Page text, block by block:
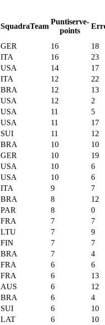
SquadraTeam
Puntiserve-
points
GER 16
18
ITA 16
23
USA 14
17
ITA 12
22
BRA 12
13
USA 12
2
USA 11
5
USA 11
17
SUI 11
12
BRA 10
10
GER 10
19
USA 10
6
USA 10
6
ITA 9
7
BRA 8
12
PAR 8
0
FRA 7
7
LTU 7
9
FIN 7
7
BRA 7
4
FRA 6
6
FRA 6
13
AUS 6
12
BRA 6
4
SUI 6
10
LAT 6
10